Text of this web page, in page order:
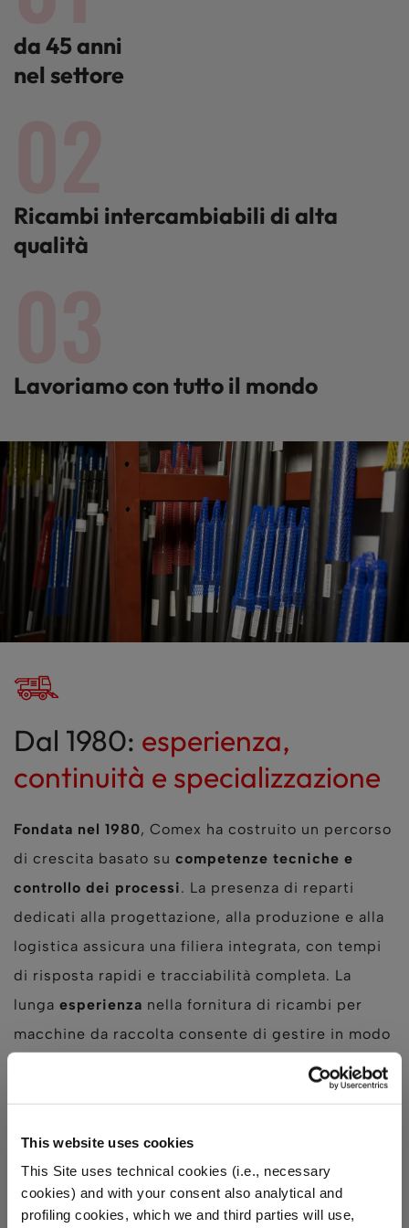
This website uses cookies
This Site uses technical cookies (i.e., necessary
cookies) and with your consent also analytical and
profiling cookies, which we and third parties will use,
da 45 anni
nel settore
Ricambi intercambiabili di alta
qualità
Lavoriamo con tutto il mondo
Dal 1980: esperienza,
continuità e specializzazione
Fondata nel 1980, Comex ha costruito un percorso
di crescita basato su competenze tecniche e
controllo dei processi. La presenza di reparti
dedicati alla progettazione, alla produzione e alla
logistica assicura una filiera integrata, con tempi
di risposta rapidi e tracciabilità completa. La
lunga esperienza nella fornitura di ricambi per
macchine da raccolta consente di gestire in modo
efficiente sia le richieste ripetitive di magazzino
sia le urgenze stagionali tipiche delle campagne